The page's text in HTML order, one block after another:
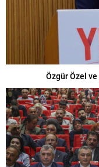
Özgür Özel